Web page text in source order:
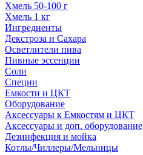
Хмель 50-100 г
Хмель 1 кг
Ингредиенты
Декстроза и Сахара
Осветлители пива
Пивные эссенции
Соли
Специи
Емкости и ЦКТ
Оборудование
Аксессуары к Емкостям и ЦКТ
Аксессуары и доп. оборудование
Дезинфекция и мойка
Котлы/Чиллеры/Мельницы